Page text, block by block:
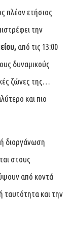
πλέον ετήσιος
την
από τις 13:00
δυναμικούς
ζώνες της…
και πιο
διοργάνωση
στους
από κοντά
ταυτότητα και την